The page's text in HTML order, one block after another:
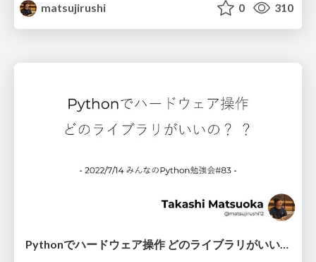
matsujirushi
0 310